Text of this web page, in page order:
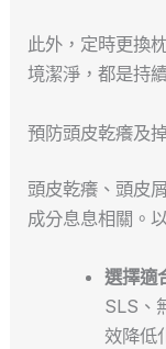
此外，定時更換
境潔淨，都是持
預防頭皮乾癢及
頭皮乾癢、頭皮
成分息息相關。
選擇適
SLS、
效降低